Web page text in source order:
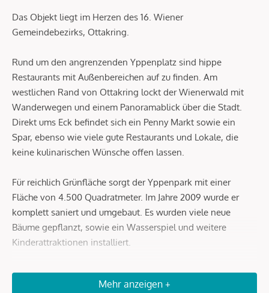
Das Objekt liegt im Herzen des 16. Wiener
Gemeindebezirks, Ottakring.
Rund um den angrenzenden Yppenplatz sind hippe
Restaurants mit Außenbereichen auf zu finden. Am
westlichen Rand von Ottakring lockt der Wienerwald mit
Wanderwegen und einem Panoramablick über die Stadt.
Direkt ums Eck befindet sich ein Penny Markt sowie ein
Spar, ebenso wie viele gute Restaurants und Lokale, die
keine kulinarischen Wünsche offen lassen.
Für reichlich Grünfläche sorgt der Yppenpark mit einer
Fläche von 4.500 Quadratmeter. Im Jahre 2009 wurde er
komplett saniert und umgebaut. Es wurden viele neue
Bäume gepflanzt, sowie ein Wasserspiel und weitere
Kinderattraktionen installiert.
In unmittelbarer Umgebung befinden sich zahlreiche
Straßenbahn- und Buslinien sowie die U-Bahnlinie U6 mit
Mehr anzeigen +